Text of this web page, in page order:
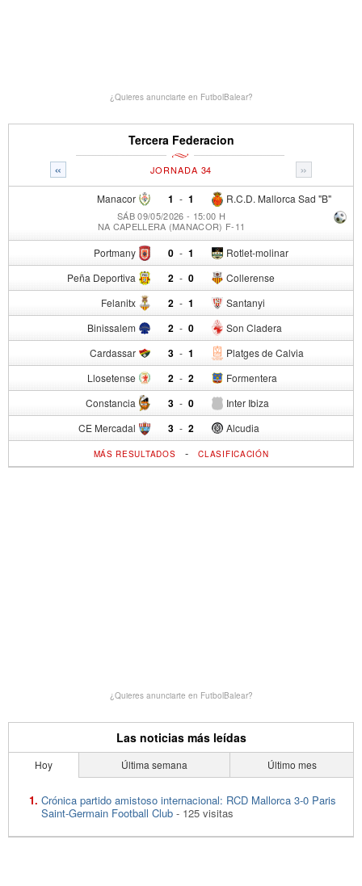
¿Quieres anunciarte en FutbolBalear?
Tercera Federacion
« »
JORNADA 34
Manacor 1 - R.C.D. Mallorca Sad "B"
1
SÁB 09/05/2026 - 15:00 H
NA CAPELLERA (MANACOR) F-11
Portmany 0 - Rotlet-molinar
1
Peña Deportiva 2 - Collerense
0
Felanitx 2 - Santanyi
1
Binissalem 2 - Son Cladera
0
Cardassar 3 - Platges de Calvia
1
Llosetense 2 - Formentera
2
Constancia 3 - Inter Ibiza
0
CE Mercadal 3 - Alcudia
2
MÁS RESULTADOS -CLASIFICACIÓN
¿Quieres anunciarte en FutbolBalear?
Las noticias más leídas
Hoy Última semana Último mes
Crónica partido amistoso internacional: RCD Mallorca 3-0 Paris
Saint-Germain Football Club - 125 visitas